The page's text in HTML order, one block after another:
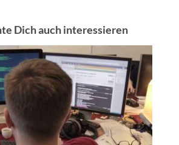
Dich auch interessieren